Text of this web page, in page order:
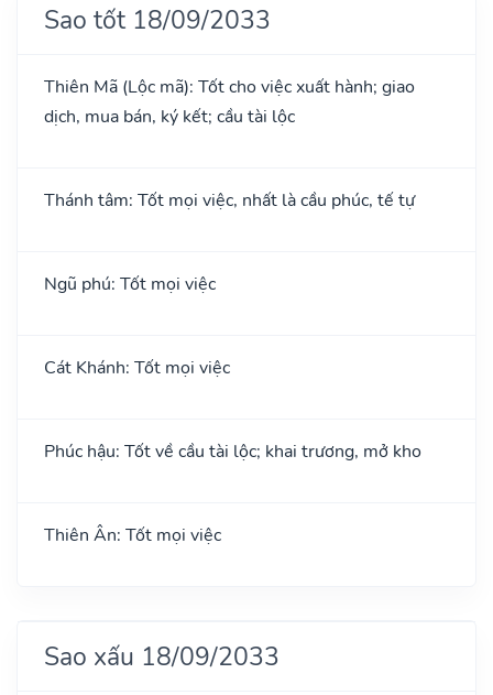
Sao tốt 18/09/2033
Thiên Mã (Lộc mã): Tốt cho việc xuất hành; giao
dịch, mua bán, ký kết; cầu tài lộc
Thánh tâm: Tốt mọi việc, nhất là cầu phúc, tế tự
Ngũ phú: Tốt mọi việc
Cát Khánh: Tốt mọi việc
Phúc hậu: Tốt về cầu tài lộc; khai trương, mở kho
Thiên Ân: Tốt mọi việc
Sao xấu 18/09/2033